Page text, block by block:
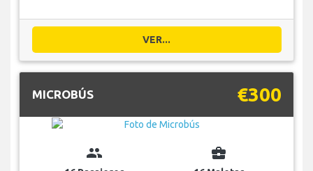
VER...
MICROBÚS €300
group business_center